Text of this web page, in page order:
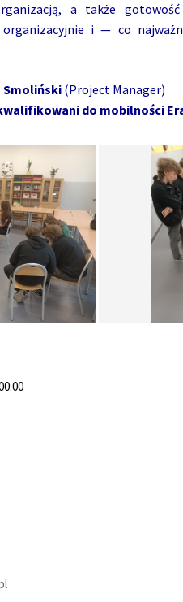
a także
i — co
Smoliński(Project Manager)
do mobilności